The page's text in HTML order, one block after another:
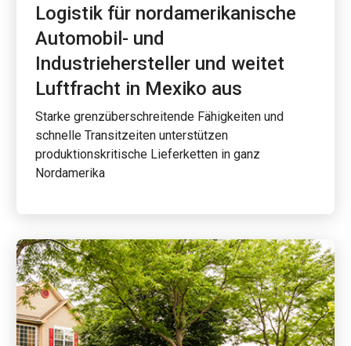
Logistik für nordamerikanische
Automobil- und
Industriehersteller und weitet
Luftfracht in Mexiko aus
Starke grenzüberschreitende Fähigkeiten und
schnelle Transitzeiten unterstützen
produktionskritische Lieferketten in ganz
Nordamerika